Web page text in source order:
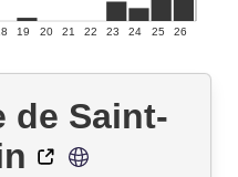
19 20 21 22 23 24 25 26
de Saint-